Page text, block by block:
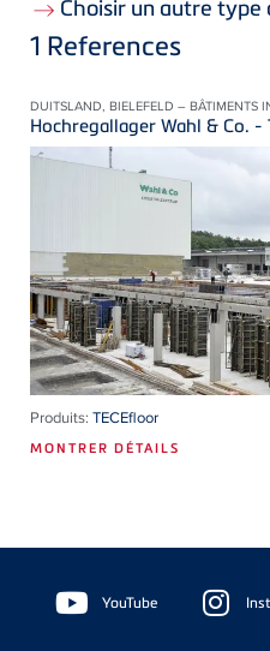
Choisir un autre
1 References
DUITSLAND, BIELEFELD – BÂTIMENTS
Hochregallager Wahl & Co. -
Produits: TECEfloor
MONTRER DÉTAILS
Floating
Sidebar YouTube